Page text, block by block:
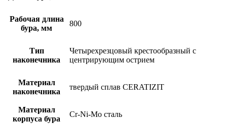
Рабочая длина
бура, мм
800
Тип
наконечника
Четырехрезцовый крестообразный с
центрирующим острием
Материал
наконечника
твердый сплав CERATIZIT
Материал
корпуса бура
Cr-Ni-Mo сталь